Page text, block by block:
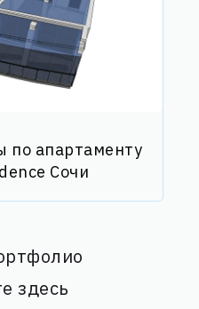
по апартаменту
Сочи
здесь